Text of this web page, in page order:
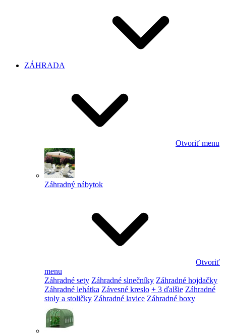
ZÁHRADA
Otvoriť menu
Záhradný nábytok
Otvoriť
menu
Záhradné sety Záhradné slnečníky Záhradné hojdačky
Záhradné lehátka Závesné kreslo + 3 ďalšie Záhradné
stoly a stoličky Záhradné lavice Záhradné boxy